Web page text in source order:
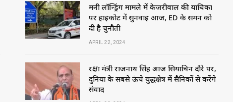
मनी लॉन्ड्रिंग मामले में केजरीवाल की याचिका
पर हाईकोर्ट में सुनवाई आज, ED के समन को
दी है चुनौती
APRIL 22, 2024
रक्षा मंत्री राजनाथ सिंह आज सियाचिन दौरे पर,
दुनिया के सबसे ऊंचे युद्धक्षेत्र में सैनिकों से करेंगे
संवाद